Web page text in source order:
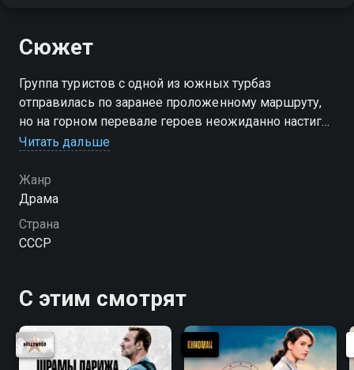
Сюжет
Группа туристов с одной из южных турбаз
отправилась по заранее проложенному маршруту,
но на горном перевале героев неожиданно настиг
смерч. В результате погибает два человека, и
Читать дальше
Жанр
Драма
Страна
СССР
С этим смотрят